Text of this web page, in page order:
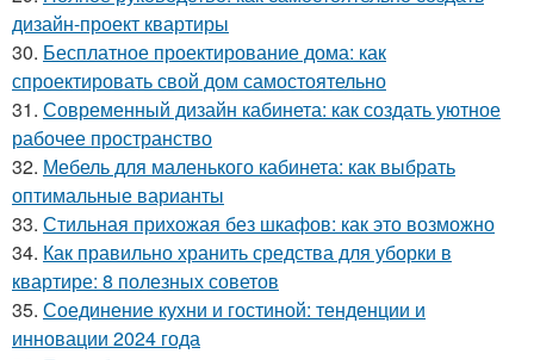
дизайн-проект квартиры
30. Бесплатное проектирование дома: как
спроектировать свой дом самостоятельно
31. Современный дизайн кабинета: как создать уютное
рабочее пространство
32. Мебель для маленького кабинета: как выбрать
оптимальные варианты
33. Стильная прихожая без шкафов: как это возможно
34. Как правильно хранить средства для уборки в
квартире: 8 полезных советов
35. Соединение кухни и гостиной: тенденции и
инновации 2024 года